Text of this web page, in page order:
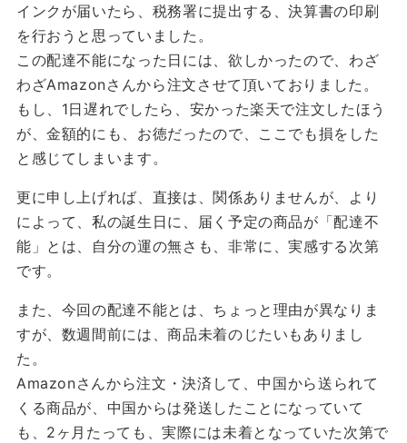
インクが届いたら、税務署に提出する、決算書の印刷
を行おうと思っていました。
この配達不能になった日には、欲しかったので、わざ
わざAmazonさんから注文させて頂いておりました。
もし、1日遅れでしたら、安かった楽天で注文したほう
が、金額的にも、お徳だったので、ここでも損をした
と感じてしまいます。
更に申し上げれば、直接は、関係ありませんが、より
によって、私の誕生日に、届く予定の商品が「配達不
能」とは、自分の運の無さも、非常に、実感する次第
です。
また、今回の配達不能とは、ちょっと理由が異なりま
すが、数週間前には、商品未着のじたいもありまし
た。
Amazonさんから注文・決済して、中国から送られて
くる商品が、中国からは発送したことになっていて
も、2ヶ月たっても、実際には未着となっていた次第で